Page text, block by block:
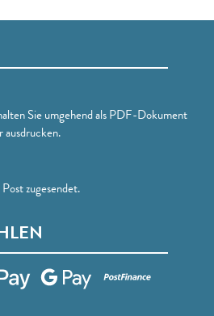
Sie umgehend als PDF-Dokument
ausdrucken.
zugesendet.